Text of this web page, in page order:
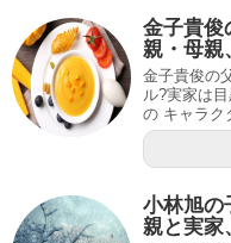
金子貴俊
親・母親
金子貴俊の
ル?実家は
の キャラク
小林旭の
親と実家